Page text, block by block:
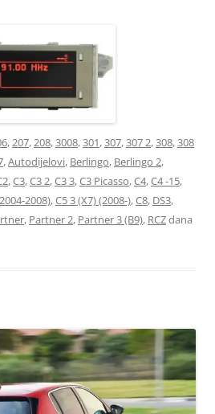
,207,208,3008,301,307,307 2,308,308
,Autodijelovi, Berlingo, Berlingo 2,
,C3,C3 2,C3 3,C3 Picasso,C4,C4 -15,
2008),C5 3 (X7) (2008-),C8, DS3,
, Partner 2, Partner 3 (B9), RCZdana